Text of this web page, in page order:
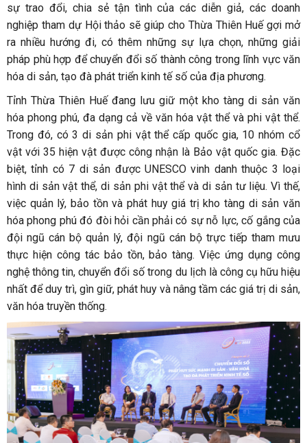
sự trao đổi, chia sẻ tận tình của các diễn giả, các doanh
nghiệp tham dự Hội thảo sẽ giúp cho Thừa Thiên Huế gợi mở
ra nhiều hướng đi, có thêm những sự lựa chọn, những giải
pháp phù hợp để chuyển đổi số thành công trong lĩnh vực văn
hóa di sản, tạo đà phát triển kinh tế số của địa phương.
Tỉnh Thừa Thiên Huế đang lưu giữ một kho tàng di sản văn
hóa phong phú, đa dạng cả về văn hóa vật thể và phi vật thể.
Trong đó, có 3 di sản phi vật thể cấp quốc gia, 10 nhóm cổ
vật với 35 hiện vật được công nhận là Bảo vật quốc gia. Đặc
biệt, tỉnh có 7 di sản được UNESCO vinh danh thuộc 3 loại
hình di sản vật thể, di sản phi vật thể và di sản tư liệu. Vì thế,
việc quản lý, bảo tồn và phát huy giá trị kho tàng di sản văn
hóa phong phú đó đòi hỏi cần phải có sự nỗ lực, cố gắng của
đội ngũ cán bộ quản lý, đội ngũ cán bộ trực tiếp tham mưu
thực hiện công tác bảo tồn, bảo tàng. Việc ứng dụng công
nghệ thông tin, chuyển đổi số trong du lịch là công cụ hữu hiệu
nhất để duy trì, gìn giữ, phát huy và nâng tầm các giá trị di sản,
văn hóa truyền thống.